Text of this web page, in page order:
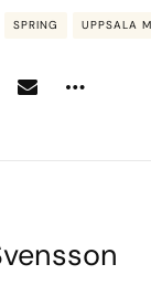
SPRING UPPSALA